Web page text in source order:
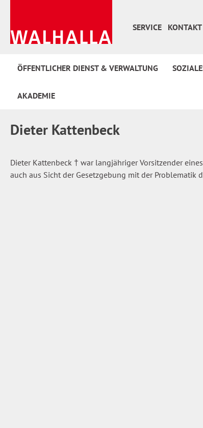
SERVICE
KONTAKT
ÖFFENTLICHER DIENST & VERWALTUNG
AKADEMIE
Dieter Kattenbeck
Dieter Kattenbeck † war langjähriger Vorsitzender
auch aus Sicht der Gesetzgebung mit der Problematik